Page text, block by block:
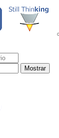
Mostrar